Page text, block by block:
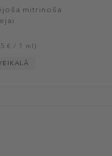
mitrinoša
€ / 1 ml)